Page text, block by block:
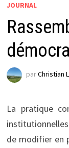
JOURNAL
parChristian
La pratique
de modifier en